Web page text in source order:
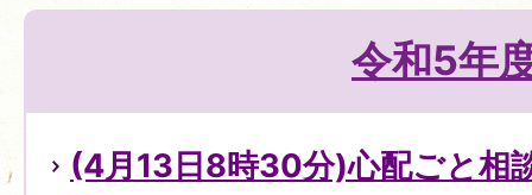
令和5年
(4月13日8時30分)心配ごと相